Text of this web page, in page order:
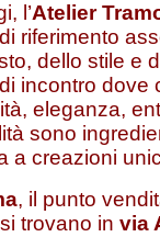
l’Atelier
riferimento
dello stile e
incontro dove
eleganza,
sono
a creazioni
, il punto
trovano in via